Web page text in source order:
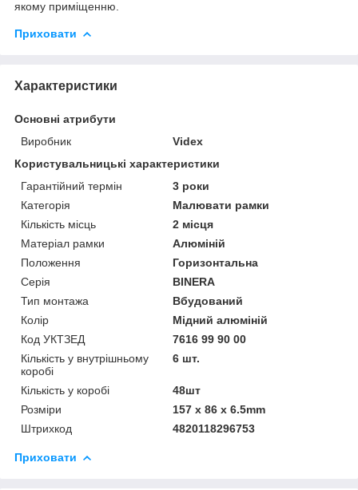
якому приміщенню.
Приховати
Характеристики
Основні атрибути
Виробник
Videx
Користувальницькі характеристики
Гарантійний термін
3 роки
Категорія
Малювати рамки
Кількість місць
2 місця
Матеріал рамки
Алюміній
Положення
Горизонтальна
Серія
BINERA
Тип монтажа
Вбудований
Колір
Мідний алюміній
Код УКТЗЕД
7616 99 90 00
Кількість у внутрішньому
коробі
6 шт.
Кількість у коробі
48шт
Розміри
157 х 86 х 6.5mm
Штрихкод
4820118296753
Приховати